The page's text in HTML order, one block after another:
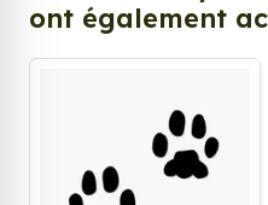
ont également